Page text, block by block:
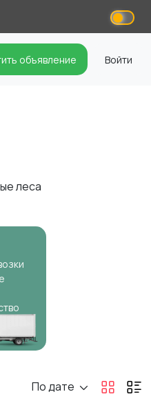
объявление Войти
леса
По дате